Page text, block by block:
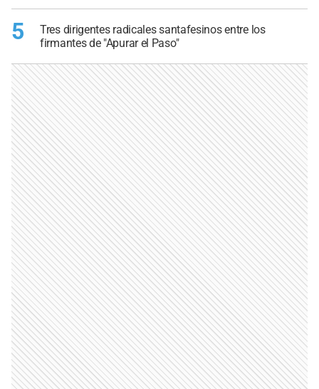
5
Tres dirigentes radicales santafesinos entre los
firmantes de "Apurar el Paso"